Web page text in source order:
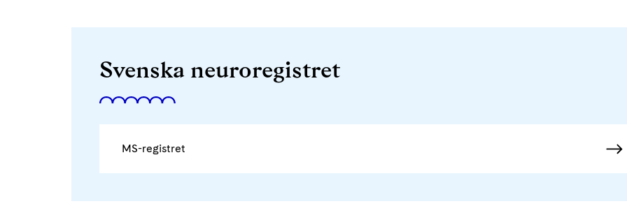
Svenska neuroregistret
MS-registret